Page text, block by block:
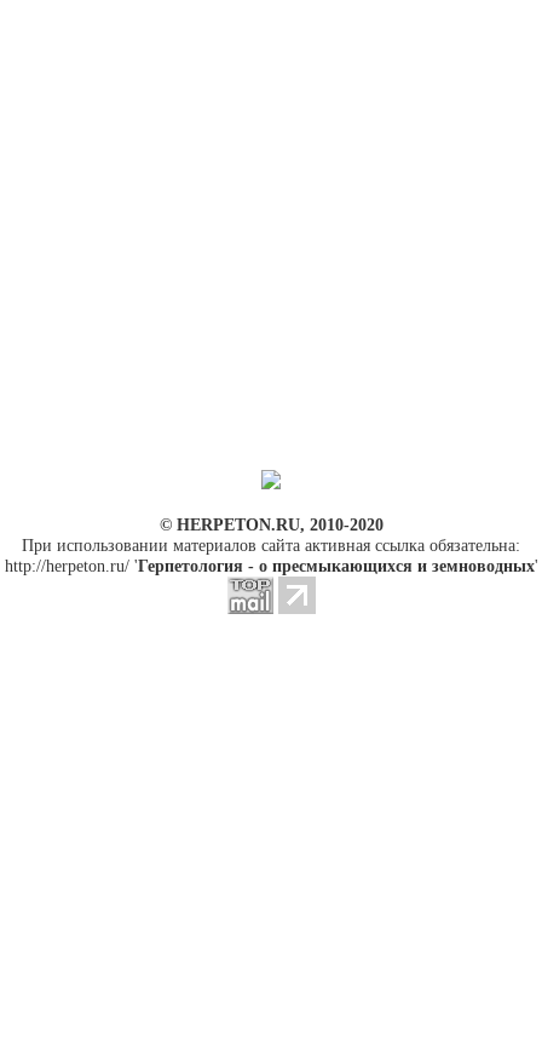
© HERPETON.RU, 2010-2020
При использовании материалов сайта активная ссылка обязательна:
http://herpeton.ru/ 'Герпетология - о пресмыкающихся и земноводных'